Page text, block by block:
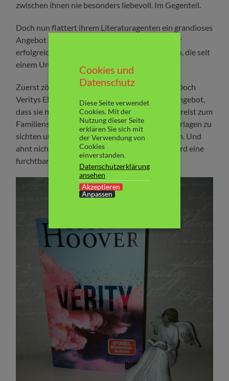
zwischen ihnen nie besonders liebevoll. Im Gegenteil.
Doch nun flattert ihrem Literaturagenten ein grandioses
Angebot ins Haus. Lowen soll die Buchreihe der
erfolgreichen Autorin Verity Crawford beenden, die seit
einem Unfall indisponiert ist.
Zuerst zögert Lowen. Sie will nicht annehmen. Doch
Veritys Ehemann Jeremy unterbreitet ihr ein Angebot,
dass sie nicht ablehnen kann. Sie nimmt an und reist zum
Familiensitz der Familie Crawford, um die Unterlagen zu
sichten und ein erstes Manuskript zu erarbeiten. Und
ahnt nicht, dass sie im Haus der Familie Crawford eine
furchtbare Entdeckung machen würde…
Cookies und
Datenschutz
Diese Seite verwendet
Cookies. Mit der
Nutzung dieser Seite
erklären Sie sich mit
der Verwendung von
Cookies
einverstanden.
Datenschutzerklärung
ansehen
Akzeptieren
Anpassen